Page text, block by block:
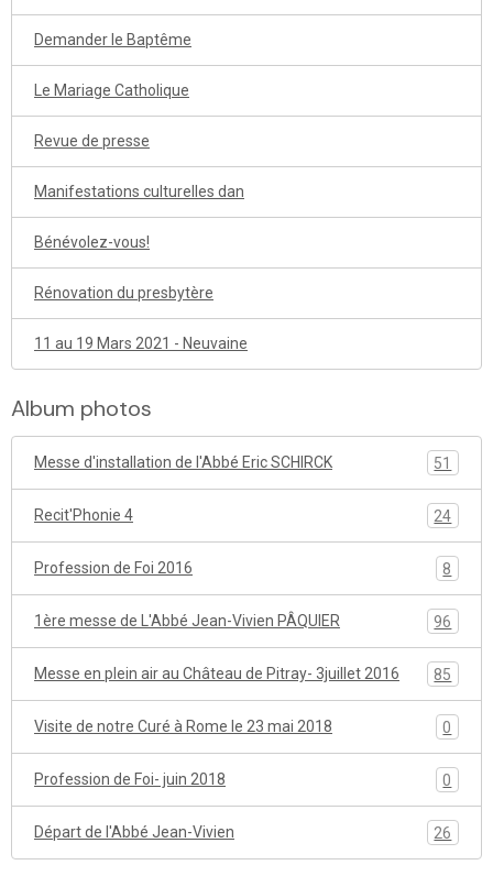
Demander le Baptême
Le Mariage Catholique
Revue de presse
Manifestations culturelles dan
Bénévolez-vous!
Rénovation du presbytère
11 au 19 Mars 2021 - Neuvaine
Album photos
Messe d'installation de l'Abbé Eric SCHIRCK 51
Recit'Phonie 4 24
Profession de Foi 2016 8
1ère messe de L'Abbé Jean-Vivien PÂQUIER 96
Messe en plein air au Château de Pitray- 3juillet 2016 85
Visite de notre Curé à Rome le 23 mai 2018 0
Profession de Foi- juin 2018 0
Départ de l'Abbé Jean-Vivien 26